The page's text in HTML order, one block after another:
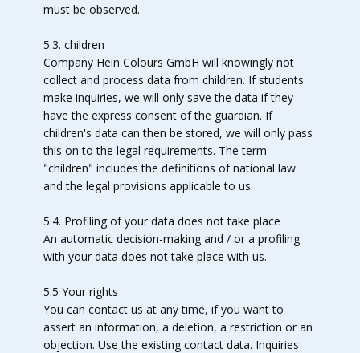
must be observed.
5.3. children
Company Hein Colours GmbH will knowingly not
collect and process data from children. If students
make inquiries, we will only save the data if they
have the express consent of the guardian. If
children's data can then be stored, we will only pass
this on to the legal requirements. The term
"children" includes the definitions of national law
and the legal provisions applicable to us.
5.4. Profiling of your data does not take place
An automatic decision-making and / or a profiling
with your data does not take place with us.
5.5 Your rights
You can contact us at any time, if you want to
assert an information, a deletion, a restriction or an
objection. Use the existing contact data. Inquiries